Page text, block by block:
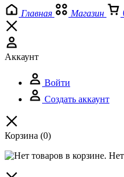
Главная Магазин
Аккаунт
Войти
Создать аккаунт
Корзина (0)